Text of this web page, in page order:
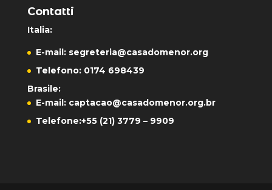
Contatti
Italia:
E-mail: segreteria@casadomenor.org
Telefono: 0174 698439
Brasile:
E-mail: captacao@casadomenor.org.br
Telefone:+55 (21) 3779 – 9909